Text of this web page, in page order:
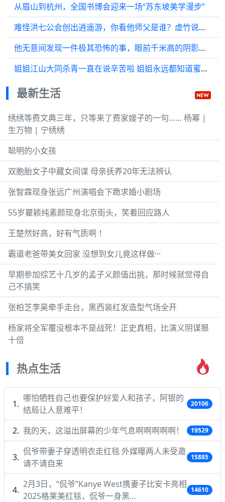
从眉山到杭州，全国书博会迎来一场“苏东坡美学漫步”
难怪洪七公会创出逍遥游，你看他师父是谁？虚竹说那人是天纵奇才
他无意间发现一件极其恐怖的事，眼前千米高的阴影似乎并不是山脉
姐姐江山大同杀青一直在说辛苦啦 姐姐永远都知道蜜蜂在哪
最新生活
绣绣等费文典三年，只等来了费家嫂子的一句…… 杨幂 |
生万物 | 宁绣绣
聪明的小女孩
双胞胎女子中藏女间谍 母亲抚养20年无法辨认
张智霖现身张远广州演唱会下跪求婚小剧场
55岁瞿颖纯素颜现身北京街头，笑着回应路人
王楚然好高，好有气质啊 ！
霸道老爸带美女回家 没想到女儿竟这样做···
早期参加综艺十几岁的孟子义颜值出挑，那时候就觉得自
己不搞笑
张柏芝李昊牵手走台，黑西装红发造型气场全开
杨家将全军覆没根本不是战死！正史真相，比演义阴谋狠
十倍
热点生活
哪怕牺牲自己也要保护好爱人和孩子，阿银的
结局让人意难平！
20106
我的天，这溢出屏幕的少年气息啊啊啊啊啊！ 19529
侃爷带妻子穿透明衣走红毯 外媒曝两人未受邀
请不请自来
15885
2月3日，“侃爷”Kanye West携妻子比安卡亮相
2025格莱美红毯，侃爷一身黑…
14610